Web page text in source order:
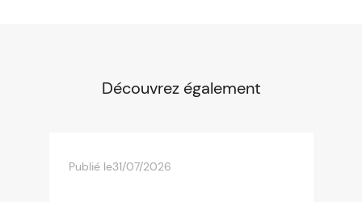
Découvrez également
Publié le31/07/2026